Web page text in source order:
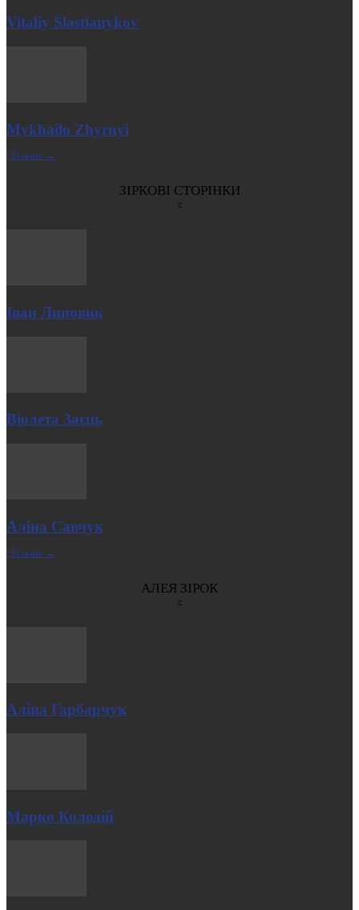
Vitaliy Slastianykov
Mykhailo Zhyrnyi
| Більше →
ЗІРКОВІ СТОРІНКИ
Іван Липовик
Віолета Заєць
Аліна Савчук
| Більше →
АЛЕЯ ЗІРОК
Аліна Гарбарчук
Марко Колодій